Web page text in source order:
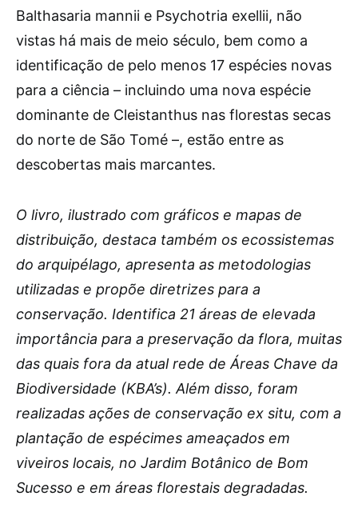
Balthasaria mannii e Psychotria exellii, não
vistas há mais de meio século, bem como a
identificação de pelo menos 17 espécies novas
para a ciência – incluindo uma nova espécie
dominante de Cleistanthus nas florestas secas
do norte de São Tomé –, estão entre as
descobertas mais marcantes.
O livro, ilustrado com gráficos e mapas de
distribuição, destaca também os ecossistemas
do arquipélago, apresenta as metodologias
utilizadas e propõe diretrizes para a
conservação. Identifica 21 áreas de elevada
importância para a preservação da flora, muitas
das quais fora da atual rede de Áreas Chave da
Biodiversidade (KBA’s). Além disso, foram
realizadas ações de conservação ex situ, com a
plantação de espécimes ameaçados em
viveiros locais, no Jardim Botânico de Bom
Sucesso e em áreas florestais degradadas.